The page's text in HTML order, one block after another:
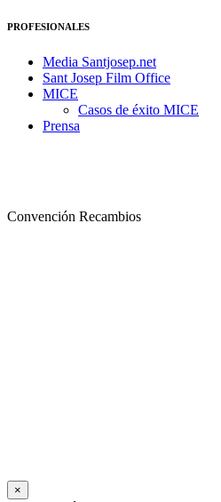
PROFESIONALES
Media Santjosep.net
Sant Josep Film Office
MICE
Casos de éxito MICE
Prensa
Convención Recambios
×